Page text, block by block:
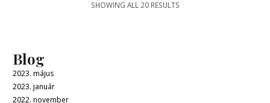
SHOWING ALL 20 RESULTS
Blog
2023. május
2023. január
2022. november